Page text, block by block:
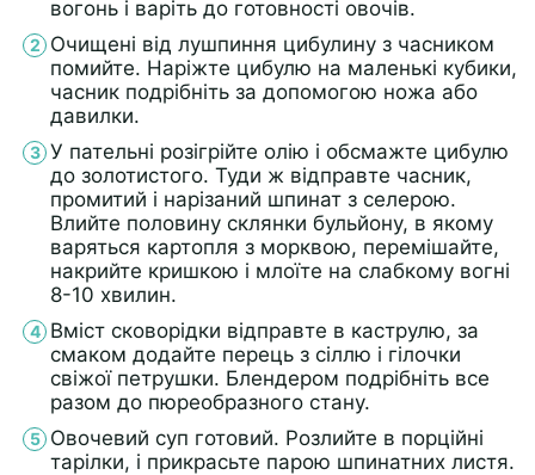
вогонь і варіть до готовності овочів.
Очищені від лушпиння цибулину з часником
помийте. Наріжте цибулю на маленькі кубики,
часник подрібніть за допомогою ножа або
давилки.
У пательні розігрійте олію і обсмажте цибулю
до золотистого. Туди ж відправте часник,
промитий і нарізаний шпинат з селерою.
Влийте половину склянки бульйону, в якому
варяться картопля з морквою, перемішайте,
накрийте кришкою і млоїте на слабкому вогні
8-10 хвилин.
Вміст сковорідки відправте в каструлю, за
смаком додайте перець з сіллю і гілочки
свіжої петрушки. Блендером подрібніть все
разом до пюреобразного стану.
Овочевий суп готовий. Розлийте в порційні
тарілки, і прикрасьте парою шпинатних листя.